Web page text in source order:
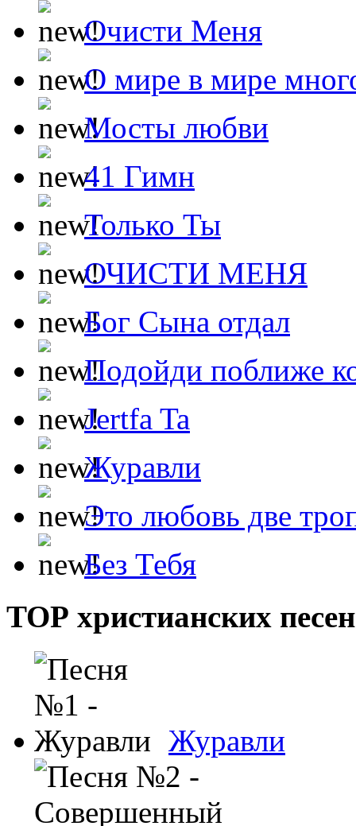
Очисти Меня
О мире в мире
Мосты любви
41 Гимн
Только Ты
ОЧИСТИ МЕНЯ
Бог Сына отдал
Подойди поближе
Jertfa Ta
Журавли
Это любовь две
Без Тебя
ТОР христианских песен
Журавли